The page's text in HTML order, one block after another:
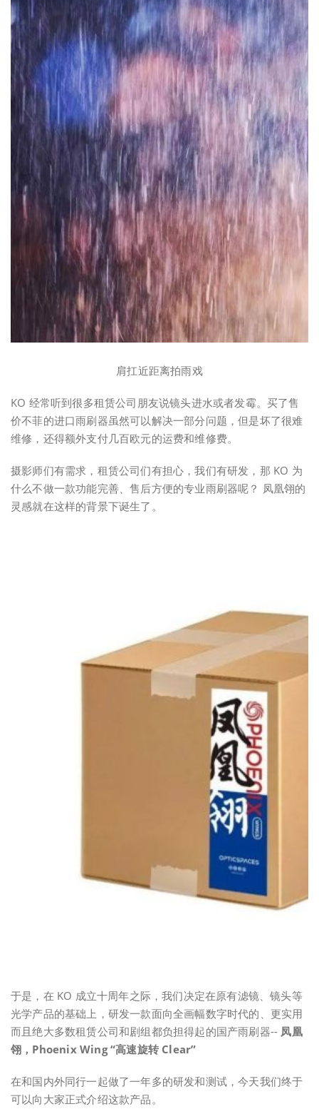
肩扛近距离拍雨戏
KO 经常听到很多租赁公司朋友说镜头进水或者发霉。买了售
价不菲的进口雨刷器虽然可以解决一部分问题，但是坏了很难
维修，还得额外支付几百欧元的运费和维修费。
摄影师们有需求，租赁公司们有担心，我们有研发，那 KO 为
什么不做一款功能完善、售后方便的专业雨刷器呢？ 凤凰翎的
灵感就在这样的背景下诞生了。
于是，在 KO 成立十周年之际，我们决定在原有滤镜、镜头等
光学产品的基础上，研发一款面向全画幅数字时代的、更实用
而且绝大多数租赁公司和剧组都负担得起的国产雨刷器-- 凤凰
翎，Phoenix Wing “高速旋转 Clear”
在和国内外同行一起做了一年多的研发和测试，今天我们终于
可以向大家正式介绍这款产品。